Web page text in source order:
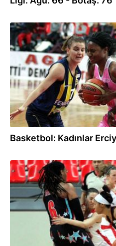
15.09.2017
Basketbol: Kadınlar
14.09.2017